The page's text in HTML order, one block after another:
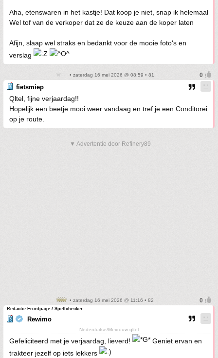
Aha, etenswaren in het kastje! Dat koop je niet, snap ik helemaal
Wel tof van de verkoper dat ze de keuze aan de koper laten
Afijn, slaap wel straks en bedankt voor de mooie foto's en
verslag
• zaterdag 16 mei 2026 @ 08:59 • 81
fietsmiep
Qltel, fijne verjaardag!!
Hopelijk een beetje mooi weer vandaag en tref je een Conditorei
op je route.
▼ Advertentie door Refinery89
• zaterdag 16 mei 2026 @ 11:16 • 82
Redactie Frontpage / Spellchecker
Rewimo
Nederduitse/Mevrouw qltel
Gefeliciteerd met je verjaardag, lieverd!
Geniet ervan en
trakteer jezelf op iets lekkers